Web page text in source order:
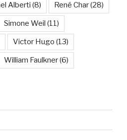
Alberti (8) René Char(28)
Simone Weil (11)
Victor Hugo (13)
William Faulkner(6)